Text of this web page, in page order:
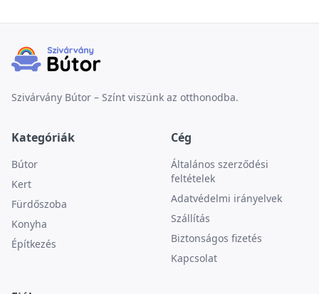
Szivárvány Bútor – Színt viszünk az otthonodba.
Kategóriák
Bútor
Kert
Fürdőszoba
Konyha
Építkezés
Cég
Általános szerződési
feltételek
Adatvédelmi irányelvek
Szállítás
Biztonságos fizetés
Kapcsolat